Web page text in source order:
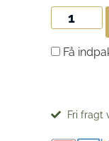
Få
Fri fragt